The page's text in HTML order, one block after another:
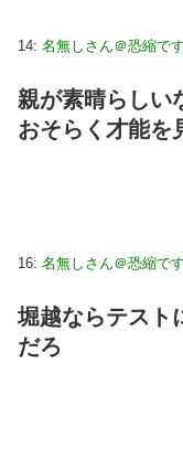
14: 名無しさん＠恐縮です
親が素晴らしい
おそらく才能を
16: 名無しさん＠恐縮です
堀越ならテスト
だろ